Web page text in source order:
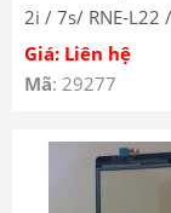
2i / 7s/ RNE-L22
/ RNE-L21 / MATE
Giá: Liên hệ
Mã: 29277